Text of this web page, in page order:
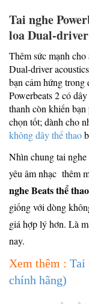
Tai nghe
loa Dual-
Thêm sức mạnh
Dual-driver
bạn cảm hứng trong
Powerbeats 2 có
thanh còn khiến
chọn tốt; dành cho
không dây thể thao
Nhìn chung tai
yêu âm nhạc thêm
nghe Beats thể thao
giống với dòng
giá hợp lý hơn. Là
nay.
Xem thêm : Tai
chính hãng)